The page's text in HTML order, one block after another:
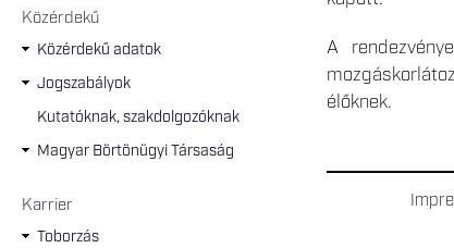
Közérdekű
Közérdekű adatok
Jogszabályok
Kutatóknak, szakdolgozóknak
Magyar Börtönügyi Társaság
Karrier
Toborzás
A
élőknek.